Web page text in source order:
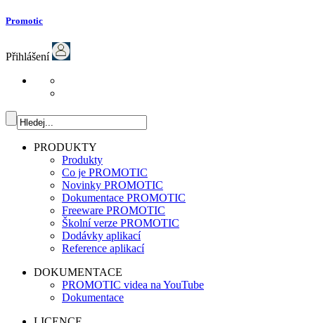
Promotic
Přihlášení
PRODUKTY
Produkty
Co je PROMOTIC
Novinky PROMOTIC
Dokumentace PROMOTIC
Freeware PROMOTIC
Školní verze PROMOTIC
Dodávky aplikací
Reference aplikací
DOKUMENTACE
PROMOTIC videa na YouTube
Dokumentace